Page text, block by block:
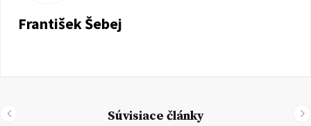
František Šebej
Súvisiace články